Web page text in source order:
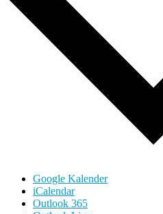
Google Kalender
iCalendar
Outlook 365